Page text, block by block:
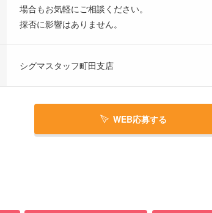
場合もお気軽にご相談ください。
採否に影響はありません。
シグマスタッフ町田支店
WEB応募する